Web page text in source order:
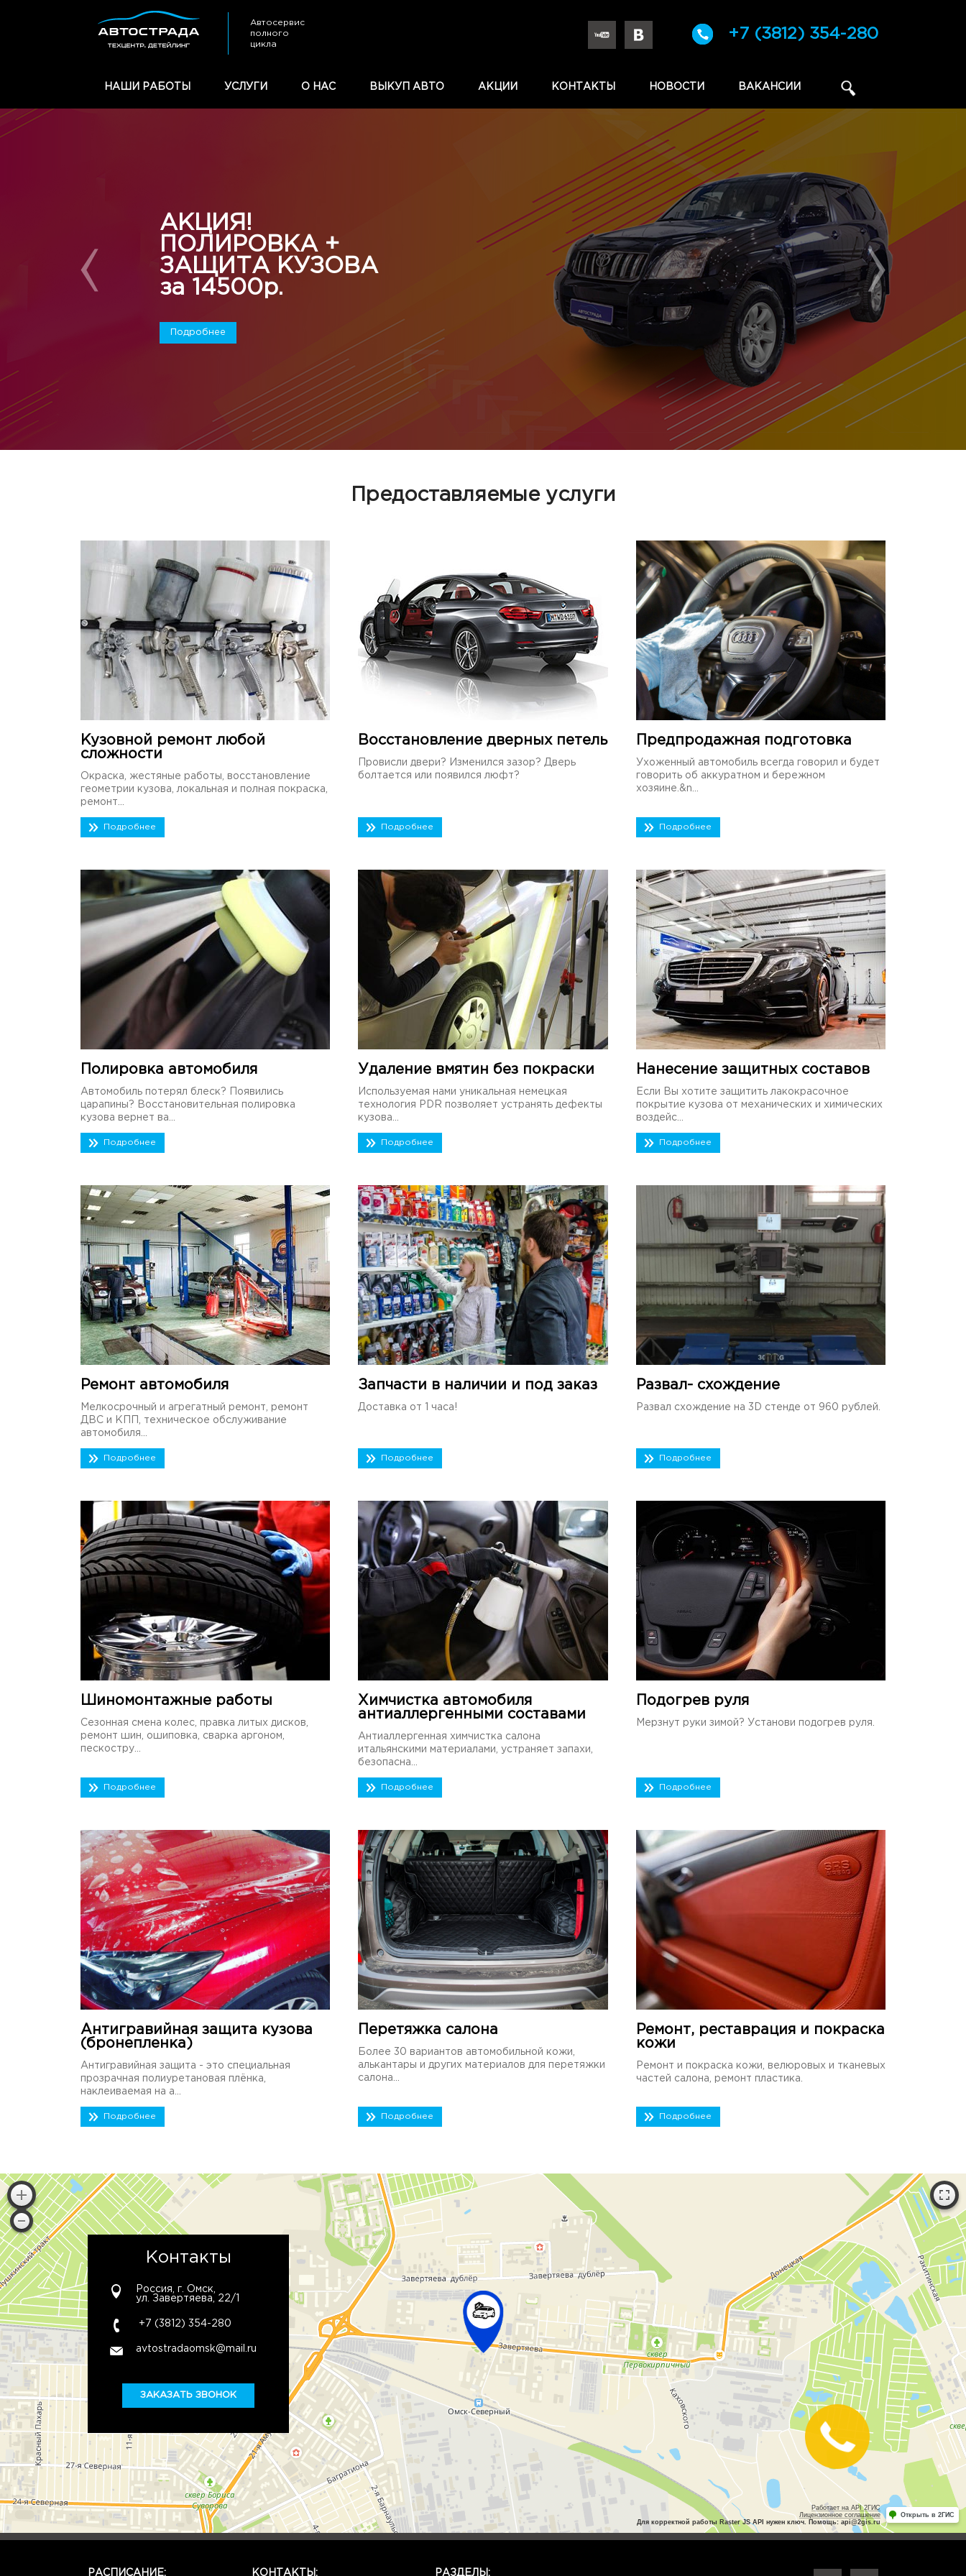
+7 (3812) 354-280
Автосервис
полного
цикла
НАШИ РАБОТЫ УСЛУГИ О НАС ВЫКУП АВТО АКЦИИ КОНТАКТЫ НОВОСТИ ВАКАНСИИ
АКЦИЯ!
ПОЛИРОВКА +
ЗАЩИТА КУЗОВА
за 14500р.
Подробнее
Предоставляемые услуги
Кузовной ремонт любой
сложности
Окраска, жестяные работы, восстановление
геометрии кузова, локальная и полная покраска,
ремонт...
Подробнее
Восстановление дверных петель
Провисли двери? Изменился зазор? Дверь
болтается или появился люфт?
Подробнее
Предпродажная подготовка
Ухоженный автомобиль всегда говорил и будет
говорить об аккуратном и бережном
хозяине.&n...
Подробнее
Полировка автомобиля
Автомобиль потерял блеск? Появились
царапины? Восстановительная полировка
кузова вернет ва...
Подробнее
Удаление вмятин без покраски
Используемая нами уникальная немецкая
технология PDR позволяет устранять дефекты
кузова...
Подробнее
Нанесение защитных составов
Если Вы хотите защитить лакокрасочное
покрытие кузова от механических и химических
воздейс...
Подробнее
Ремонт автомобиля
Мелкосрочный и агрегатный ремонт, ремонт
ДВС и КПП, техническое обслуживание
автомобиля...
Подробнее
Запчасти в наличии и под заказ
Доставка от 1 часа!
Подробнее
Развал- схождение
Развал схождение на 3D стенде от 960 рублей.
Подробнее
Шиномонтажные работы
Сезонная смена колес, правка литых дисков,
ремонт шин, ошиповка, сварка аргоном,
пескостру...
Подробнее
Химчистка автомобиля
антиаллергенными составами
Антиаллергенная химчистка салона
итальянскими материалами, устраняет запахи,
безопасна...
Подробнее
Подогрев руля
Мерзнут руки зимой? Установи подогрев руля.
Подробнее
Антигравийная защита кузова
(бронепленка)
Антигравийная защита - это специальная
прозрачная полиуретановая плёнка,
наклеиваемая на а...
Подробнее
Перетяжка салона
Более 30 вариантов автомобильной кожи,
алькантары и других материалов для перетяжки
салона...
Подробнее
Ремонт, реставрация и покраска
кожи
Ремонт и покраска кожи, велюровых и тканевых
частей салона, ремонт пластика.
Подробнее
Контакты
Россия, г. Омск,
ул. Завертяева, 22/1
+7 (3812) 354-280
avtostradaomsk@mail.ru
ЗАКАЗАТЬ ЗВОНОК
Работает на API 2ГИС
Лицензионное соглашение
Для корректной работы Raster JS API нужен ключ. Помощь: api@2gis.ru
Открыть в 2ГИС
РАСПИСАНИЕ: КОНТАКТЫ: РАЗДЕЛЫ:
Закажите
звонок